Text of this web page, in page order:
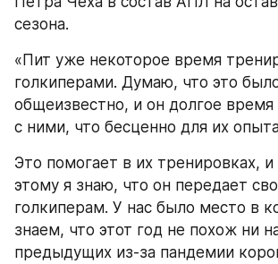
сезона.
«Пит уже некоторое время
голкиперами. Думаю, что это
общеизвестно, и он долгое время
с ними, что бесценно для их
Это помогает в их тренировках, и
этому я знаю, что он передает
голкиперам. У нас было место в
знаем, что этот год не похож ни
предыдущих из-за пандемии